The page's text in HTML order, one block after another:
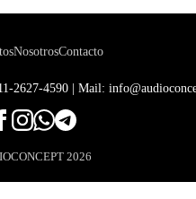
NosotrosContacto
2627-4590 | Mail:
2026